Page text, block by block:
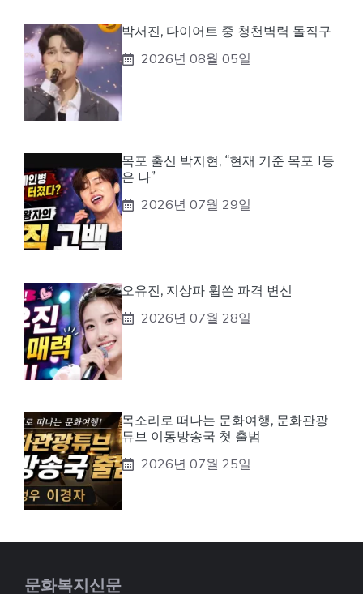
박서진, 다이어트 중 청천벽력 돌직구
2026년 08월 05일
목포 출신 박지현, “현재 기준 목포 1등
은 나”
2026년 07월 29일
오유진, 지상파 휩쓴 파격 변신
2026년 07월 28일
목소리로 떠나는 문화여행, 문화관광
튜브 이동방송국 첫 출범
2026년 07월 25일
문화복지신문